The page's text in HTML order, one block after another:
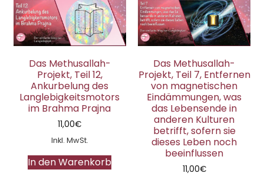
Das Methusallah-
Projekt, Teil 12,
Ankurbelung des
Langlebigkeitsmotors
im Brahma Prajna
11,00€
Inkl. MwSt.
In den Warenkorb
Das Methusallah-
Projekt, Teil 7, Entfernen
von magnetischen
Eindämmungen, was
das Lebensende in
anderen Kulturen
betrifft, sofern sie
dieses Leben noch
beeinflussen
11,00€